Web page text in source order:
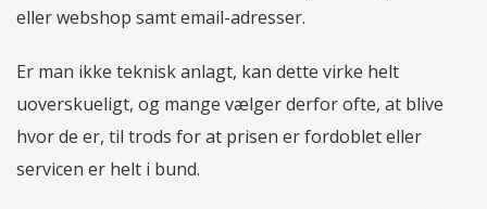
eller webshop samt email-adresser.
Er man ikke teknisk anlagt, kan dette virke helt
uoverskueligt, og mange vælger derfor ofte, at blive
hvor de er, til trods for at prisen er fordoblet eller
servicen er helt i bund.